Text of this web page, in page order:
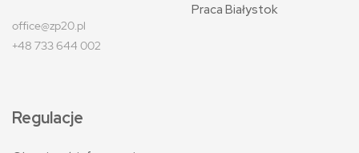
office@zp20.pl
+48 733 644 002
Praca Białystok
Regulacje